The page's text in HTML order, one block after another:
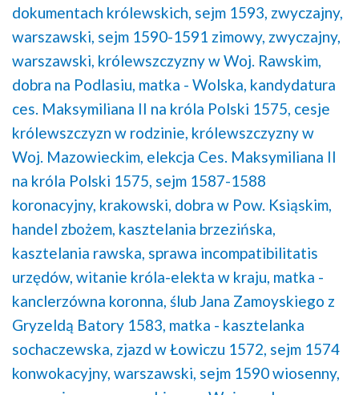
dokumentach królewskich, sejm 1593, zwyczajny,
warszawski, sejm 1590-1591 zimowy, zwyczajny,
warszawski, królewszczyzny w Woj. Rawskim,
dobra na Podlasiu, matka - Wolska, kandydatura
ces. Maksymiliana II na króla Polski 1575, cesje
królewszczyzn w rodzinie, królewszczyzny w
Woj. Mazowieckim, elekcja Ces. Maksymiliana II
na króla Polski 1575, sejm 1587-1588
koronacyjny, krakowski, dobra w Pow. Ksiąskim,
handel zbożem, kasztelania brzezińska,
kasztelania rawska, sprawa incompatibilitatis
urzędów, witanie króla-elekta w kraju, matka -
kanclerzówna koronna, ślub Jana Zamoyskiego z
Gryzeldą Batory 1583, matka - kasztelanka
sochaczewska, zjazd w Łowiczu 1572, sejm 1574
konwokacyjny, warszawski, sejm 1590 wiosenny,